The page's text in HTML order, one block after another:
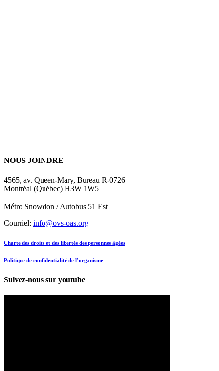
NOUS JOINDRE
4565, av. Queen-Mary, Bureau R-0726
Montréal (Québec) H3W 1W5
Métro Snowdon / Autobus 51 Est
Courriel: info@ovs-oas.org
Charte des droits et des libertés des personnes âgées
Politique de confidentialité de l’organisme
Suivez-nous sur youtube